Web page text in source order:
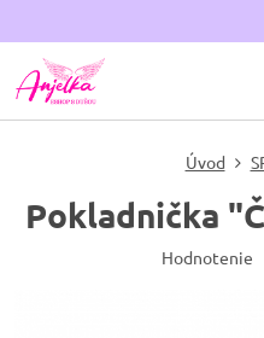
Úvod
Pokladnička
Hodnotenie